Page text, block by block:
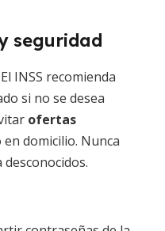
seguridad
INSS recomienda
si no se desea
ofertas
en domicilio. Nunca